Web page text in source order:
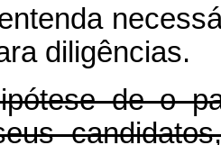
diligências.
de o